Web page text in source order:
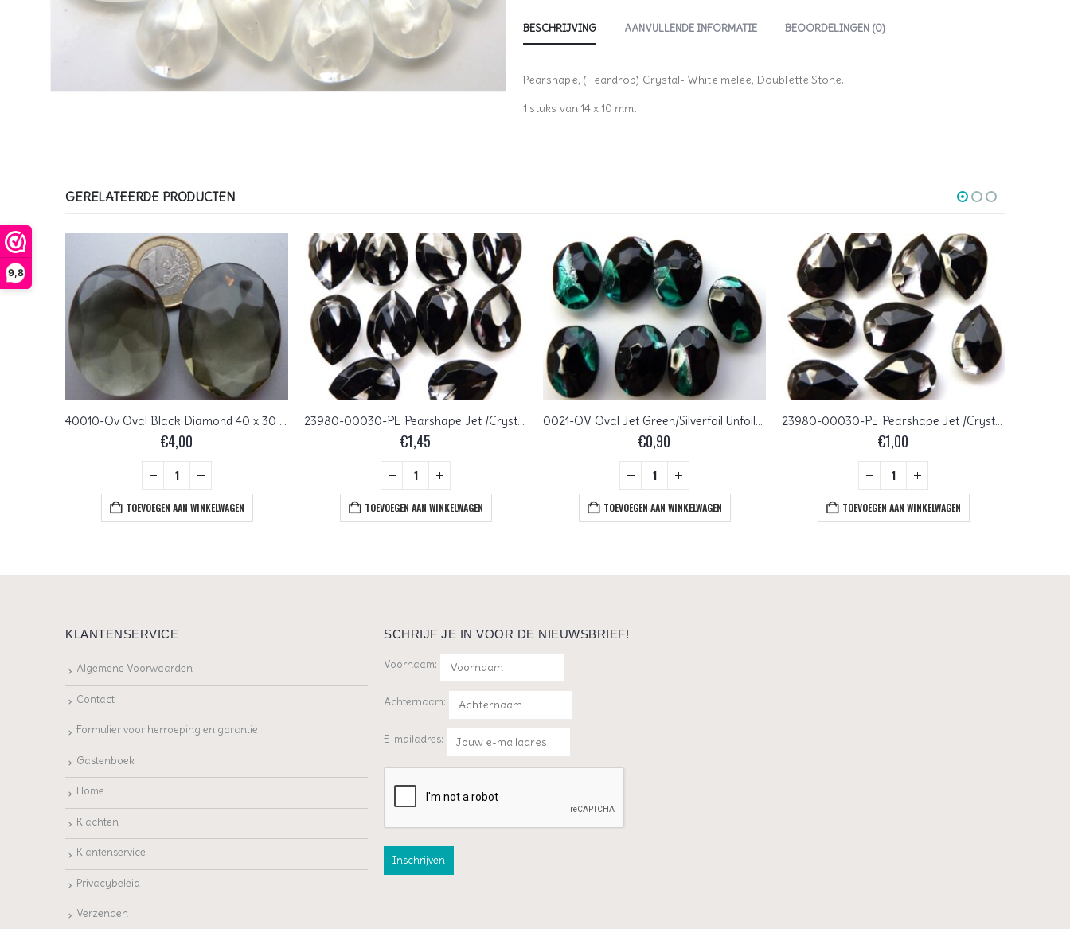
9,8
BESCHRIJVING AANVULLENDE INFORMATIE BEOORDELINGEN (0)
Pearshape, ( Teardrop) Crystal- White melee, Doublette Stone.
1 stuks van 14 x 10 mm.
GERELATEERDE PRODUCTEN
40010-Ov Oval Black Diamond 40 x 30 mm
€4,00
TOEVOEGEN AAN WINKELWAGEN
23980-00030-PE Pearshape Jet /Crystal 18 x 13 mm.
€1,45
TOEVOEGEN AAN WINKELWAGEN
0021-OV Oval Jet Green/Silverfoil Unfoiled 14 x 10 mm.
€0,90
TOEVOEGEN AAN WINKELWAGEN
23980-00030-PE Pearshape Jet /Crystal 14 x 10 mm.
€1,00
TOEVOEGEN AAN WINKELWAGEN
KLANTENSERVICE
Algemene Voorwaarden
Contact
Formulier voor herroeping en garantie
Gastenboek
Home
Klachten
Klantenservice
Privacybeleid
Verzenden
SCHRIJF JE IN VOOR DE NIEUWSBRIEF!
Voornaam:
Achternaam:
E-mailadres: